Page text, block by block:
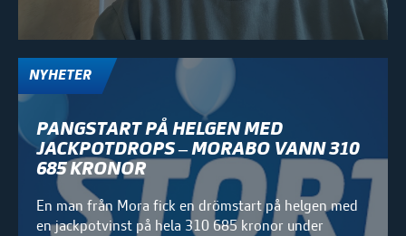
NYHETER
PANGSTART PÅ HELGEN MED
JACKPOTDROPS – MORABO VANN 310
685 KRONOR
En man från Mora fick en drömstart på helgen med
en jackpotvinst på hela 310 685 kronor under